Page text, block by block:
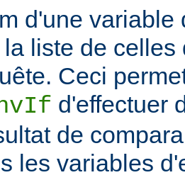
d'une variable
la liste de
Ceci
d'effectuer
de
les variables